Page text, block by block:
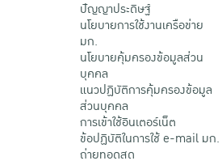
ปัญญาประดิษฐ์
นโยบายการใช้งานเครือข่าย
มก.
นโยบายคุ้มครองข้อมูลส่วน
บุคคล
แนวปฏิบัติการคุ้มครองข้อมูล
ส่วนบุคคล
การเข้าใช้อินเตอร์เน็ต
ข้อปฏิบัติในการใช้ e-mail มก.
ถ่ายทอดสด